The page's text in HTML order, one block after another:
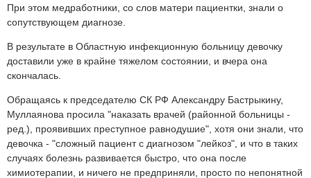
При этом медработники, со слов матери пациентки, знали о
сопутствующем диагнозе.
В результате в Областную инфекционную больницу девочку
доставили уже в крайне тяжелом состоянии, и вчера она
скончалась.
Обращаясь к председателю СК РФ Александру Бастрыкину,
Муллаянова просила "наказать врачей (районной больницы -
ред.), проявивших преступное равнодушие", хотя они знали, что
девочка - "сложный пациент с диагнозом "лейкоз", и что в таких
случаях болезнь развивается быстро, что она после
химиотерапии, и ничего не предприняли, просто по непонятной